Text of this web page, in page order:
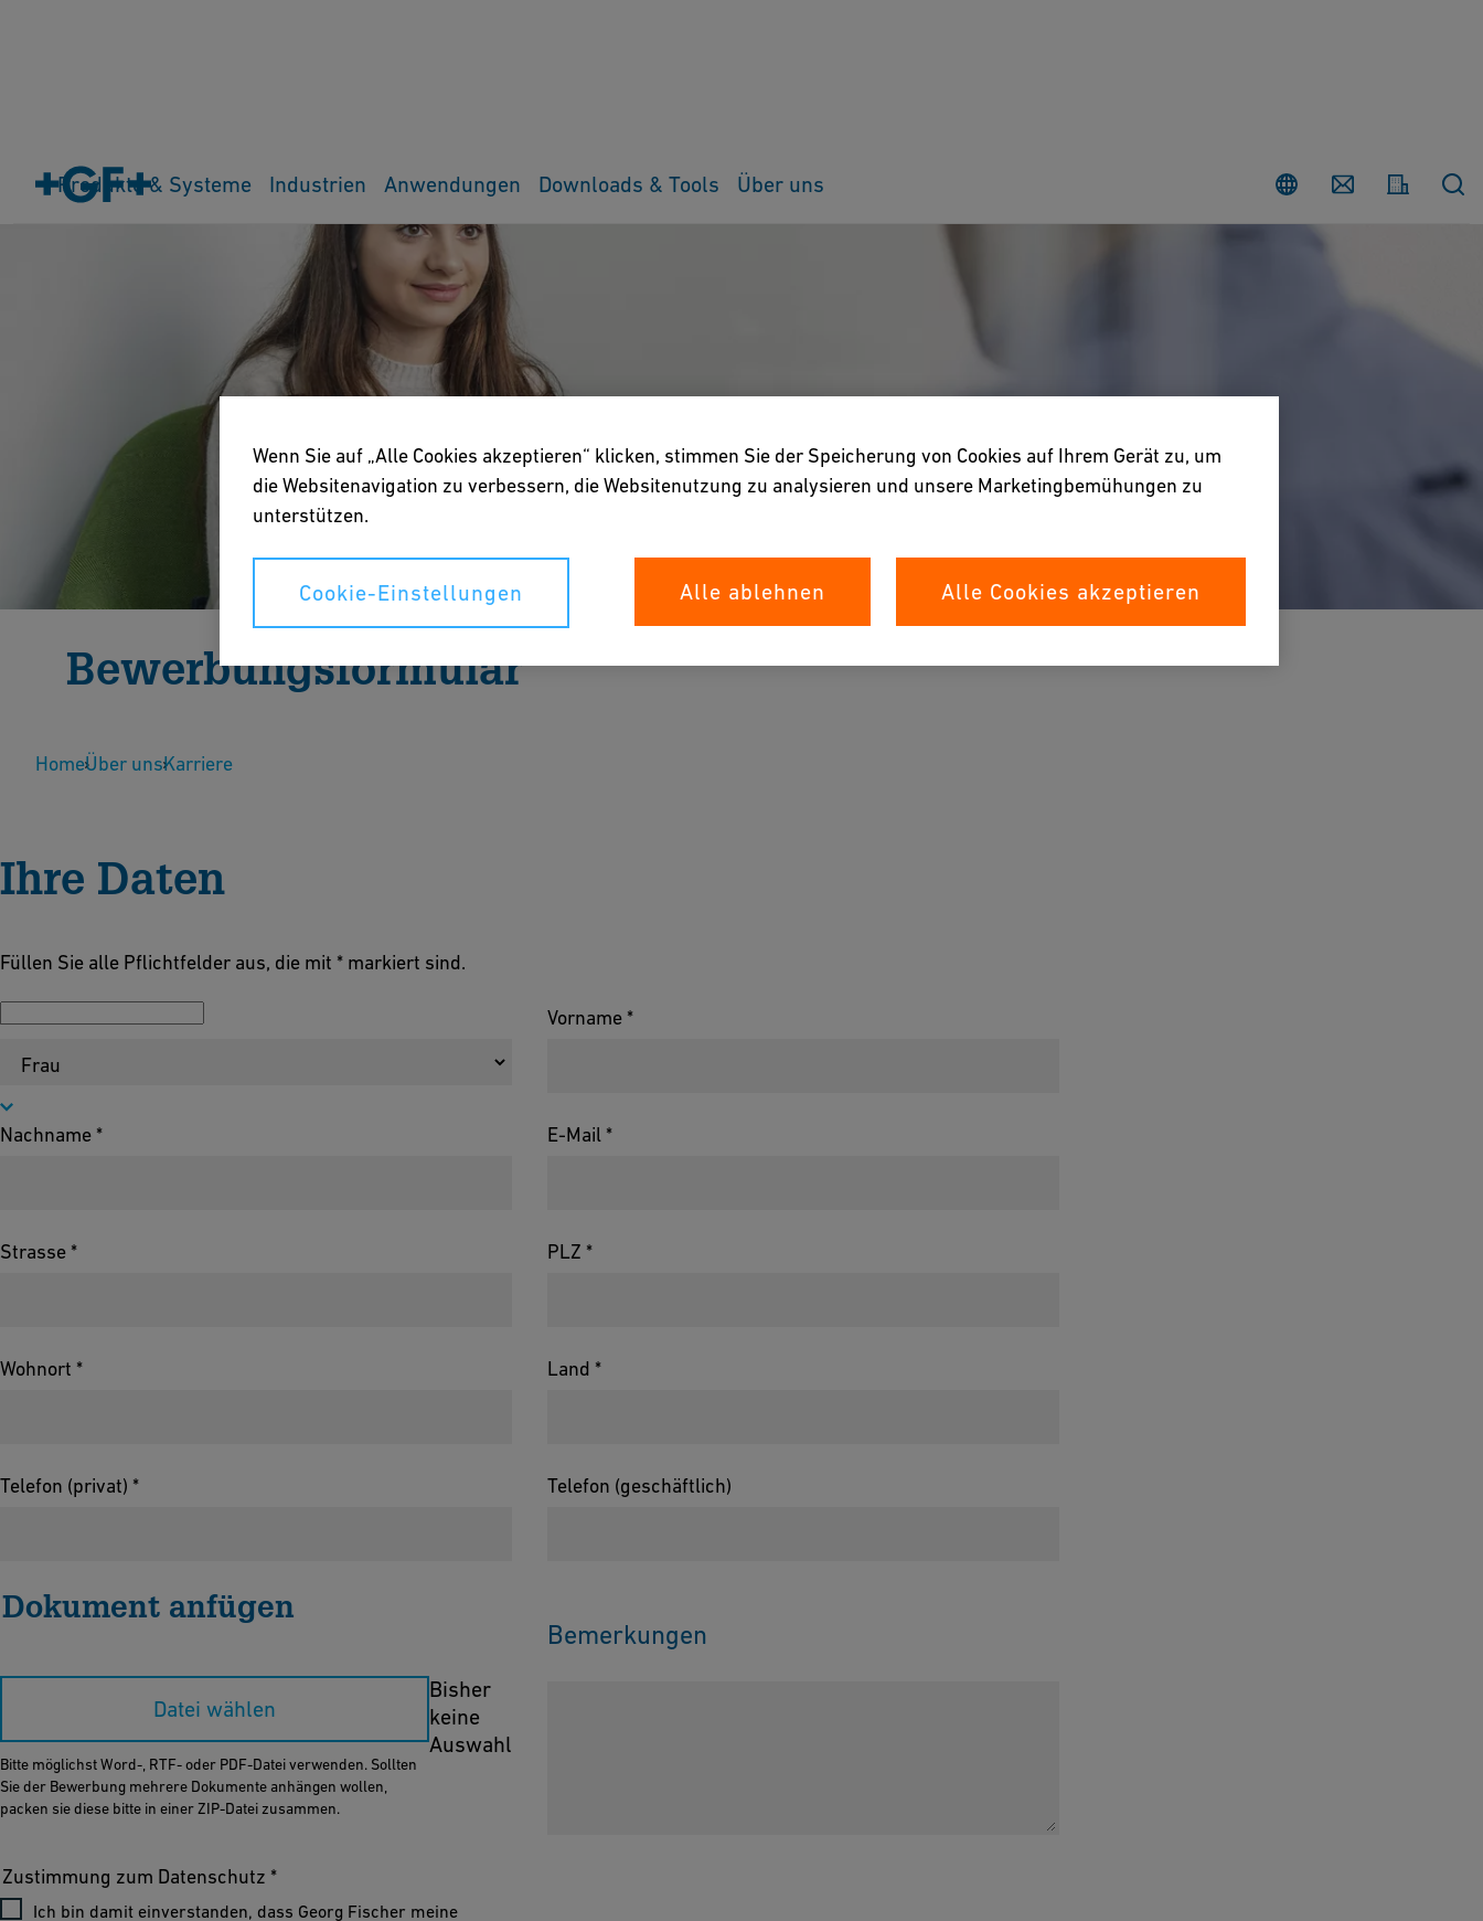
Land Contact
Produkte & Systeme Industrien Anwendungen Downloads & Tools Über uns
Bewerbungsformular
bewerben.
HomeÜber unsKarriere
Ihre Daten
Füllen Sie alle Pflichtfelder aus, die mit * markiert sind.
Vorname *
Nachname * E-Mail *
Strasse * PLZ *
Wohnort * Land *
Telefon (privat) * Telefon (geschäftlich)
Dokument anfügen
Datei wählen
Bitte möglichst Word-, RTF- oder PDF-Datei verwenden. Sollten
Sie der Bewerbung mehrere Dokumente anhängen wollen,
packen sie diese bitte in einer ZIP-Datei zusammen.
Bisher
keine
Auswahl
Bemerkungen
Zustimmung zum Datenschutz *
Ich bin damit einverstanden, dass Georg Fischer meine
Wenn Sie auf „Alle Cookies akzeptieren“ klicken, stimmen Sie der Speicherung von Cookies auf Ihrem Gerät zu, um
die Websitenavigation zu verbessern, die Websitenutzung zu analysieren und unsere Marketingbemühungen zu
unterstützen.
Cookie-Einstellungen Alle ablehnen Alle Cookies akzeptieren